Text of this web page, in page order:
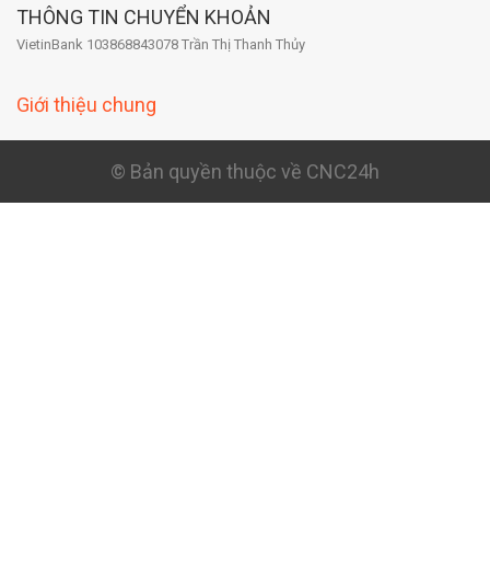
THÔNG TIN CHUYỂN KHOẢN
VietinBank 103868843078 Trần Thị Thanh Thủy
Giới thiệu chung
© Bản quyền thuộc về CNC24h